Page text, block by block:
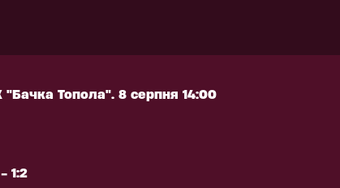
Топола". 8 серпня 14:00
Топола". 8 серпня 14:00
1:2